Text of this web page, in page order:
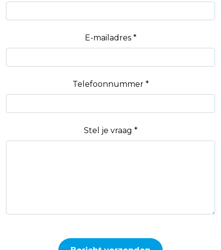
E-mailadres *
Telefoonnummer *
Stel je vraag *